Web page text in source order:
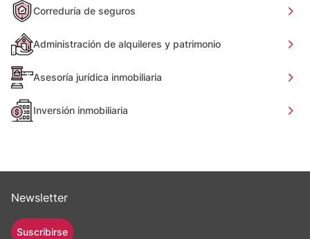
Correduría de seguros
Administración de alquileres y patrimonio
Asesoría jurídica inmobiliaria
Inversión inmobiliaria
Newsletter
Suscribirse